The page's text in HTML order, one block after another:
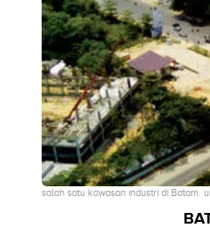
salah satu kawasan industri di Batam.